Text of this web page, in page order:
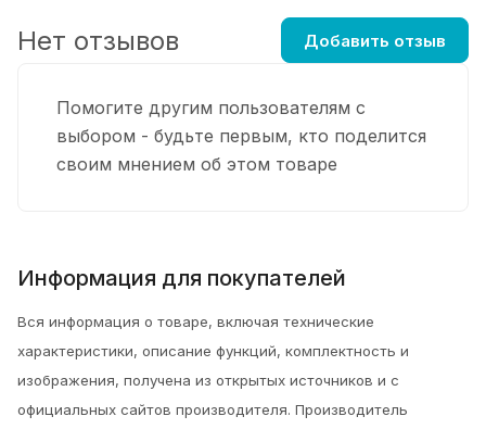
Помогите другим пользователям с
выбором - будьте первым, кто поделится
своим мнением об этом товаре
Нет отзывов Добавить отзыв
Информация для покупателей
Вся информация о товаре, включая технические
характеристики, описание функций, комплектность и
изображения, получена из открытых источников и с
официальных сайтов производителя. Производитель